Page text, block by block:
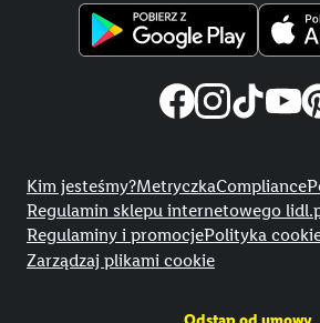
Kim jesteśmy?MetryczkaCompliance
Regulamin sklepu internetowego
Regulaminy i promocjePolityka
Zarządzaj plikami cookie